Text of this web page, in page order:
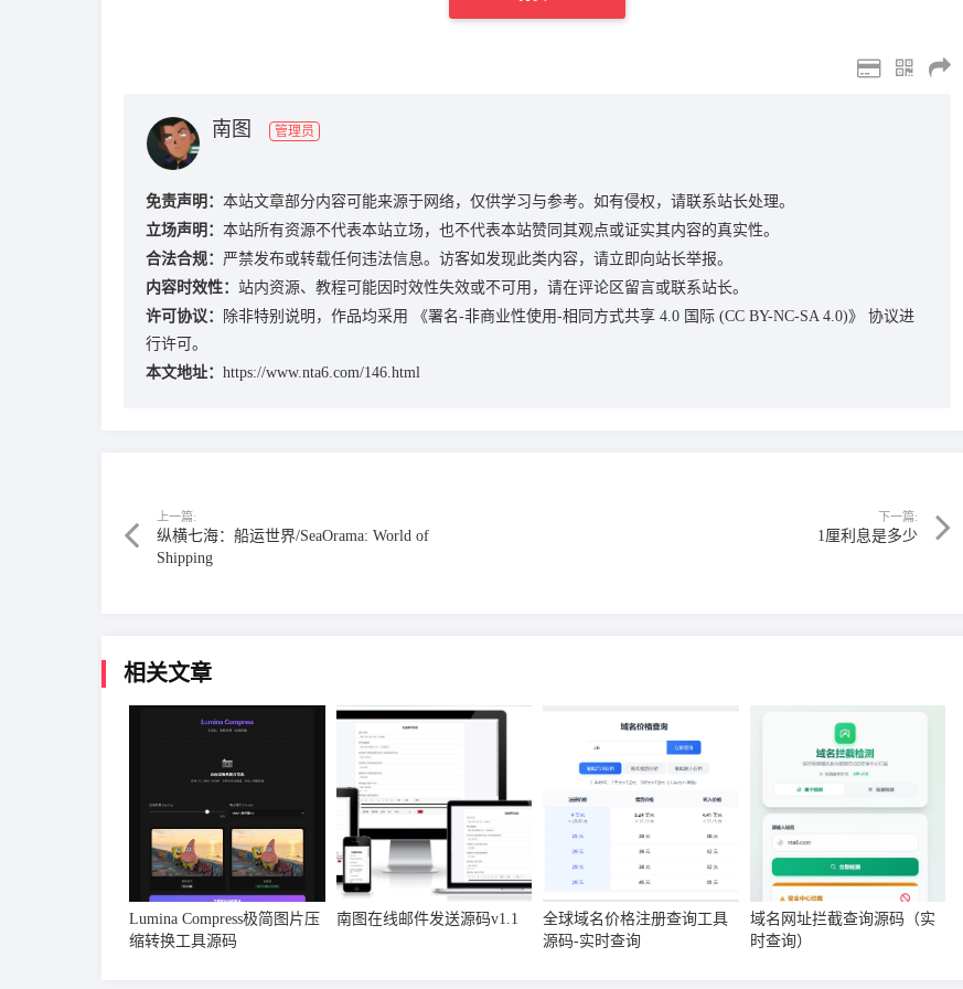
南图 管理员
免责声明： 本站文章部分内容可能来源于网络，仅供学习与参考。如有侵权，请联系站长处理。
立场声明： 本站所有资源不代表本站立场，也不代表本站赞同其观点或证实其内容的真实性。
合法合规： 严禁发布或转载任何违法信息。访客如发现此类内容，请立即向站长举报。
内容时效性： 站内资源、教程可能因时效性失效或不可用，请在评论区留言或联系站长。
许可协议：
除非特别说明，作品均采用 《署名-非商业性使用-相同方式共享 4.0 国际 (CC BY-NC-SA 4.0)》
协议进
行许可。
本文地址： https://www.nta6.com/146.html
上一篇:
纵横七海：船运世界/SeaOrama: World of
Shipping
下一篇:
1厘利息是多少
相关文章
Lumina Compress极简图片压
缩转换工具源码
南图在线邮件发送源码v1.1
全球域名价格注册查询工具
源码-实时查询
域名网址拦截查询源码（实
时查询）